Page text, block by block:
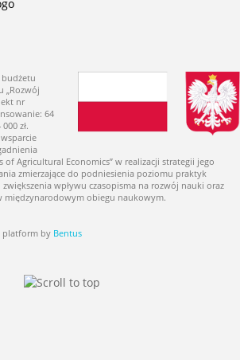
„Rozwój
nr
64
zł.
Agricultural Economics” w realizacji strategii jego
zmierzające do podniesienia poziomu praktyk
wpływu czasopisma na rozwój nauki oraz
międzynarodowym obiegu naukowym.
platform by Bentus